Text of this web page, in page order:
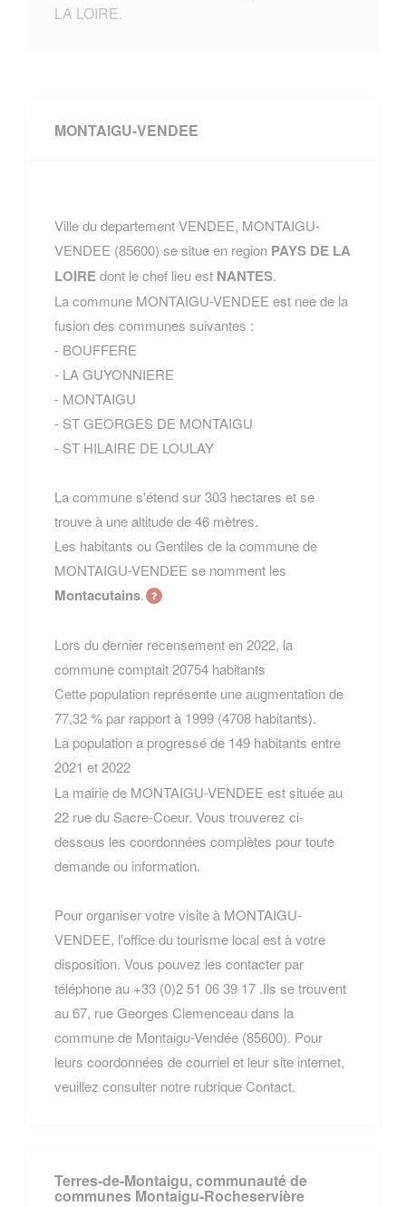
LA LOIRE.
MONTAIGU-VENDEE
Ville du departement VENDEE, MONTAIGU-
VENDEE (85600) se situe en region PAYS DE LA
LOIREdont le chef lieu est NANTES.
La commune MONTAIGU-VENDEE est nee de la
fusion des communes suivantes :
- BOUFFERE
- LA GUYONNIERE
- MONTAIGU
- ST GEORGES DE MONTAIGU
- ST HILAIRE DE LOULAY
La commune s'étend sur 303 hectares et se
trouve à une altitude de 46 mètres.
Les habitants ou Gentiles de la commune de
MONTAIGU-VENDEE se nomment les
Montacutains.
Lors du dernier recensement en 2022, la
commune comptait 20754 habitants
Cette population représente une augmentation de
77,32 % par rapport à 1999 (4708 habitants).
La population a progressé de 149 habitants entre
2021 et 2022
La mairie de MONTAIGU-VENDEE est située au
22 rue du Sacre-Coeur. Vous trouverez ci-
dessous les coordonnées complètes pour toute
demande ou information.
Pour organiser votre visite à MONTAIGU-
VENDEE, l'office du tourisme local est à votre
disposition. Vous pouvez les contacter par
téléphone au +33 (0)2 51 06 39 17 .Ils se trouvent
au 67, rue Georges Clemenceau dans la
commune de Montaigu-Vendée (85600). Pour
leurs coordonnées de courriel et leur site internet,
veuillez consulter notre rubrique Contact.
Terres-de-Montaigu, communauté de
communes Montaigu-Rocheservière